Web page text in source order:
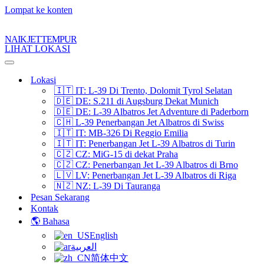
Lompat ke konten
NAIK JET TEMPUR
LIHAT LOKASI
Menu
NavigasiLokasi
🇮🇹 IT: L-39 Di Trento, Dolomit Tyrol Selatan
🇩🇪 DE: S.211 di Augsburg Dekat Munich
🇩🇪 DE: L-39 Albatros Jet Adventure di Paderborn
🇨🇭 L-39 Penerbangan Jet Albatros di Swiss
🇮🇹 IT: MB-326 Di Reggio Emilia
🇮🇹 IT: Penerbangan Jet L-39 Albatros di Turin
🇨🇿 CZ: MiG-15 di dekat Praha
🇨🇿 CZ: Penerbangan Jet L-39 Albatros di Brno
🇱🇻 LV: Penerbangan Jet L-39 Albatros di Riga
🇳🇿 NZ: L-39 Di Tauranga
Pesan Sekarang
Kontak
🌎 Bahasa
English
العربية
简体中文